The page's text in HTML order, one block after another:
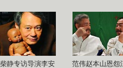
柴静专访导演李安 范伟赵本山恩怨